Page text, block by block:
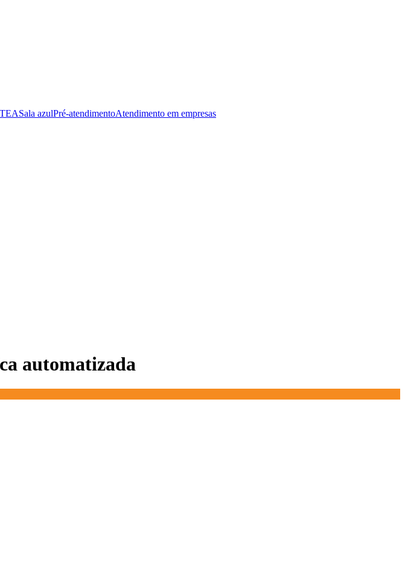
Sala azulPré-atendimentoAtendimento em empresas
automatizada